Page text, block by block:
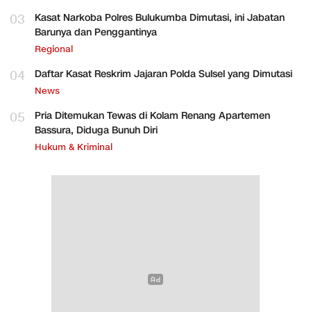
03
Kasat Narkoba Polres Bulukumba Dimutasi, ini Jabatan
Barunya dan Penggantinya
Regional
04 Daftar Kasat Reskrim Jajaran Polda Sulsel yang Dimutasi
News
05
Pria Ditemukan Tewas di Kolam Renang Apartemen
Bassura, Diduga Bunuh Diri
Hukum & Kriminal